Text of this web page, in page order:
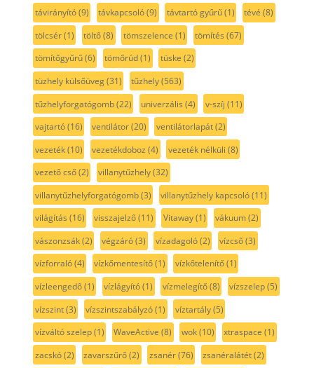
távirányító(9) távkapcsoló(9) távtartó gyűrű(1) tévé (8)
tölcsér(1) töltő(8) tömszelence (1) tömítés (67)
tömítőgyűrű(6) tömőrúd(1) tüske (2)
tüzhely külsőüveg(31) tűzhely(563)
tűzhelyforgatógomb(22) univerzális (4) v-szíj (11)
vajtartó(16) ventilátor(20) ventilátorlapát(2)
vezeték(10) vezetékdoboz (4) vezeték nélküli (8)
vezető cső(2) villanytűzhely(32)
villanytűzhelyforgatógomb(3) villanytűzhely kapcsoló(11)
világítás (16) visszajelző(11) Vitaway(1) vákuum(2)
vászonzsák(2) végzáró(3) vízadagoló(2) vízcső(3)
vízforraló(4) vízkőmentesítő(1) vízkőtelenítő(1)
vízleengedő(1) vízlágyító(1) vízmelegítő(8) vízszelep(5)
vízszint(3) vízszintszabályzó(1) víztartály(5)
vízváltó szelep(1) WaveActive (8) wok(10) xtraspace (1)
zacskó(2) zavarszűrő(2) zsanér(76) zsanéralátét(2)